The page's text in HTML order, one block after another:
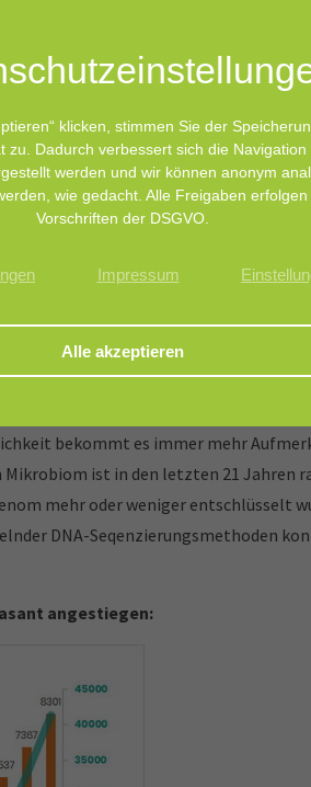
–
Studien zum
als doppelt so viele
Mikrobiom. Das zweite Genom, als
Na ja, so in etwa. Im
wie zum Negativen. Mal außer Acht
noch
bekommt es immer mehr
Mikrobiom ist in den letzten 21
mehr oder weniger entschlüsselt
DNA-Seqenzierungsmethoden
angestiegen:
klicken, stimmen Sie der
zu. Dadurch verbessert sich die Navigation
werden und wir können anonym
wie gedacht. Alle Freigaben
Vorschriften der DSGVO.
Impressum